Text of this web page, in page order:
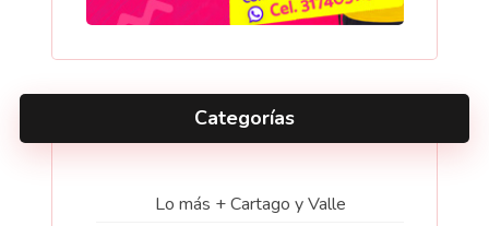
Categorías
Lo más + Cartago y Valle